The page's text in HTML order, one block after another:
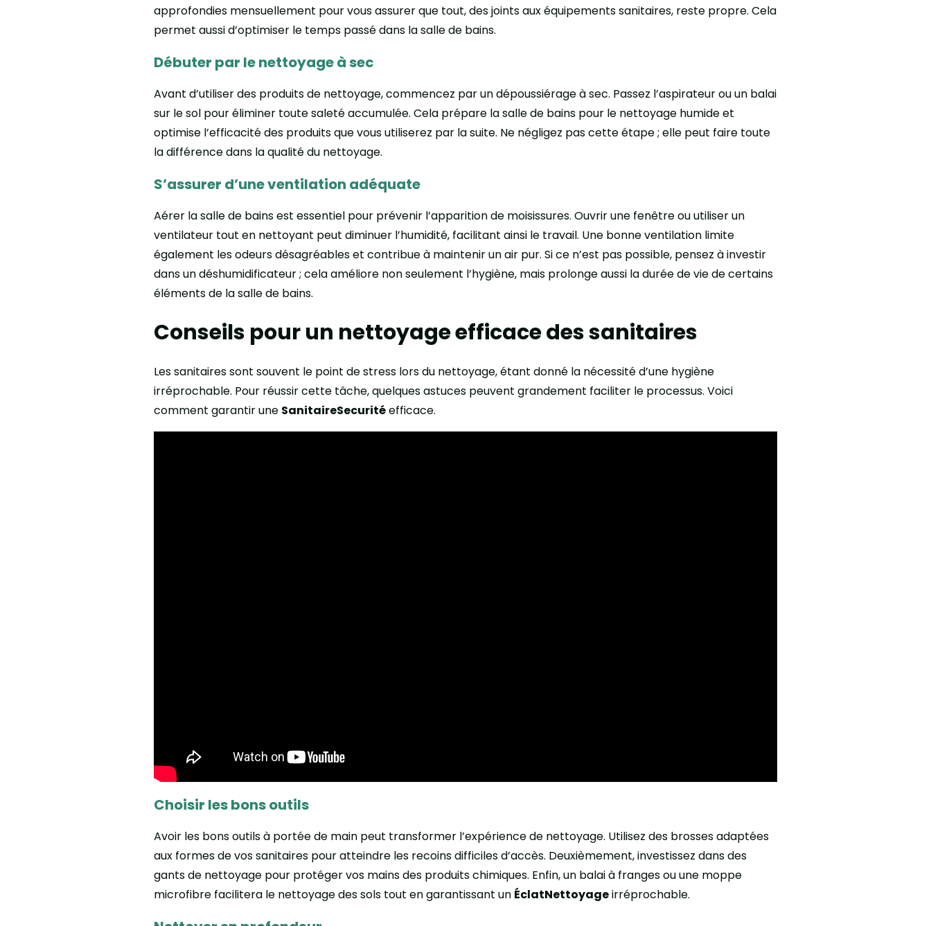
approfondies mensuellement pour vous assurer que tout, des joints aux équipements sanitaires, reste propre. Cela
permet aussi d’optimiser le temps passé dans la salle de bains.
Débuter par le nettoyage à sec
Avant d’utiliser des produits de nettoyage, commencez par un dépoussiérage à sec. Passez l’aspirateur ou un balai
sur le sol pour éliminer toute saleté accumulée. Cela prépare la salle de bains pour le nettoyage humide et
optimise l’efficacité des produits que vous utiliserez par la suite. Ne négligez pas cette étape ; elle peut faire toute
la différence dans la qualité du nettoyage.
S’assurer d’une ventilation adéquate
Aérer la salle de bains est essentiel pour prévenir l’apparition de moisissures. Ouvrir une fenêtre ou utiliser un
ventilateur tout en nettoyant peut diminuer l’humidité, facilitant ainsi le travail. Une bonne ventilation limite
également les odeurs désagréables et contribue à maintenir un air pur. Si ce n’est pas possible, pensez à investir
dans un déshumidificateur ; cela améliore non seulement l’hygiène, mais prolonge aussi la durée de vie de certains
éléments de la salle de bains.
Conseils pour un nettoyage efficace des sanitaires
Les sanitaires sont souvent le point de stress lors du nettoyage, étant donné la nécessité d’une hygiène
irréprochable. Pour réussir cette tâche, quelques astuces peuvent grandement faciliter le processus. Voici
comment garantir une SanitaireSecuritéefficace.
Choisir les bons outils
Avoir les bons outils à portée de main peut transformer l’expérience de nettoyage. Utilisez des brosses adaptées
aux formes de vos sanitaires pour atteindre les recoins difficiles d’accès. Deuxièmement, investissez dans des
gants de nettoyage pour protéger vos mains des produits chimiques. Enfin, un balai à franges ou une moppe
microfibre facilitera le nettoyage des sols tout en garantissant un ÉclatNettoyageirréprochable.